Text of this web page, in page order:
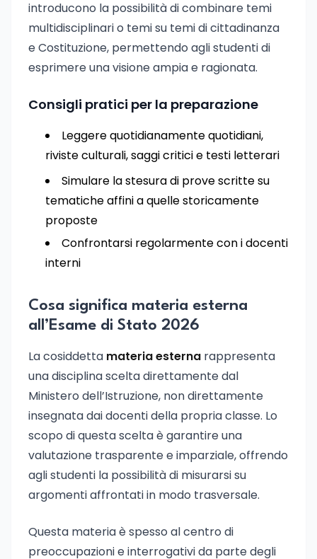
introducono la possibilità di combinare temi
multidisciplinari o temi su temi di cittadinanza
e Costituzione, permettendo agli studenti di
esprimere una visione ampia e ragionata.
Consigli pratici per la preparazione
Leggere quotidianamente quotidiani,
riviste culturali, saggi critici e testi letterari
Simulare la stesura di prove scritte su
tematiche affini a quelle storicamente
proposte
Confrontarsi regolarmente con i docenti
interni
Cosa significa materia esterna
all’Esame di Stato 2026
La cosiddetta materia esterna rappresenta
una disciplina scelta direttamente dal
Ministero dell’Istruzione, non direttamente
insegnata dai docenti della propria classe. Lo
scopo di questa scelta è garantire una
valutazione trasparente e imparziale, offrendo
agli studenti la possibilità di misurarsi su
argomenti affrontati in modo trasversale.
Questa materia è spesso al centro di
preoccupazioni e interrogativi da parte degli